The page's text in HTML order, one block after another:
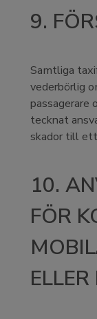
9.
Samtliga
vederbörlig
passagerare
tecknat
skador till
10.
FÖR